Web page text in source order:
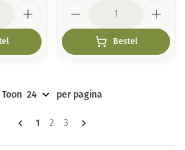
Bestel
Pagina's
U lees momenteel pagina
1 Pagina
2 Pagina
3
Toon per pagina